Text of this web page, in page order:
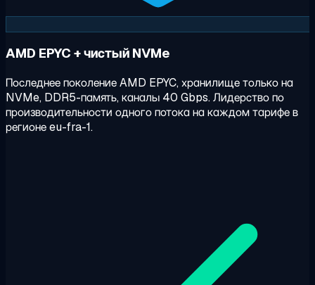
AMD EPYC + чистый NVMe
Последнее поколение AMD EPYC, хранилище только на
NVMe, DDR5-память, каналы 40 Gbps. Лидерство по
производительности одного потока на каждом тарифе в
регионе eu-fra-1.